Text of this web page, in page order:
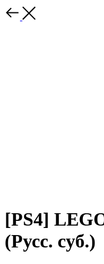
[PS4]
(Русс. суб.)